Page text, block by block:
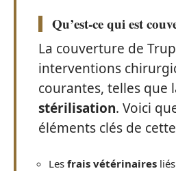
Qu’est-ce qui est
La couverture de
interventions
courantes, telles que
stérilisation. Voici
éléments clés de
Les frais vétérinaires